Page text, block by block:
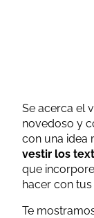
Se acerca el
novedoso y
con una idea
vestir los
que
hacer con
Te